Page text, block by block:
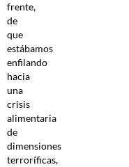
frente,
de
que
estábamos
enfilando
hacia
una
crisis
alimentaria
de
dimensiones
terroríficas,